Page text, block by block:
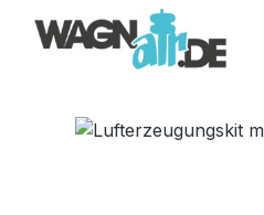
Bildergalerie überspringen